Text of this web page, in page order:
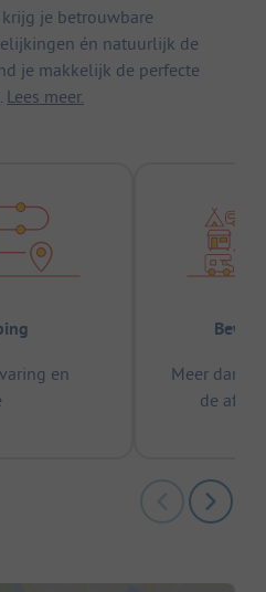
krijg je betrouwbare
én natuurlijk de
je makkelijk de perfecte
Lees meer.
en
Meer dan
de